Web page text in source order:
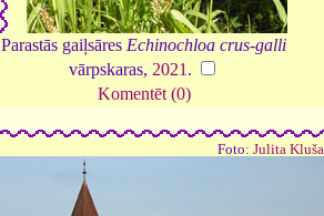
Parastās gaiļsāres Echinochloa crus-galli
vārpskaras, 2021 .
Komentēt (0)
Foto: Julita Kluša